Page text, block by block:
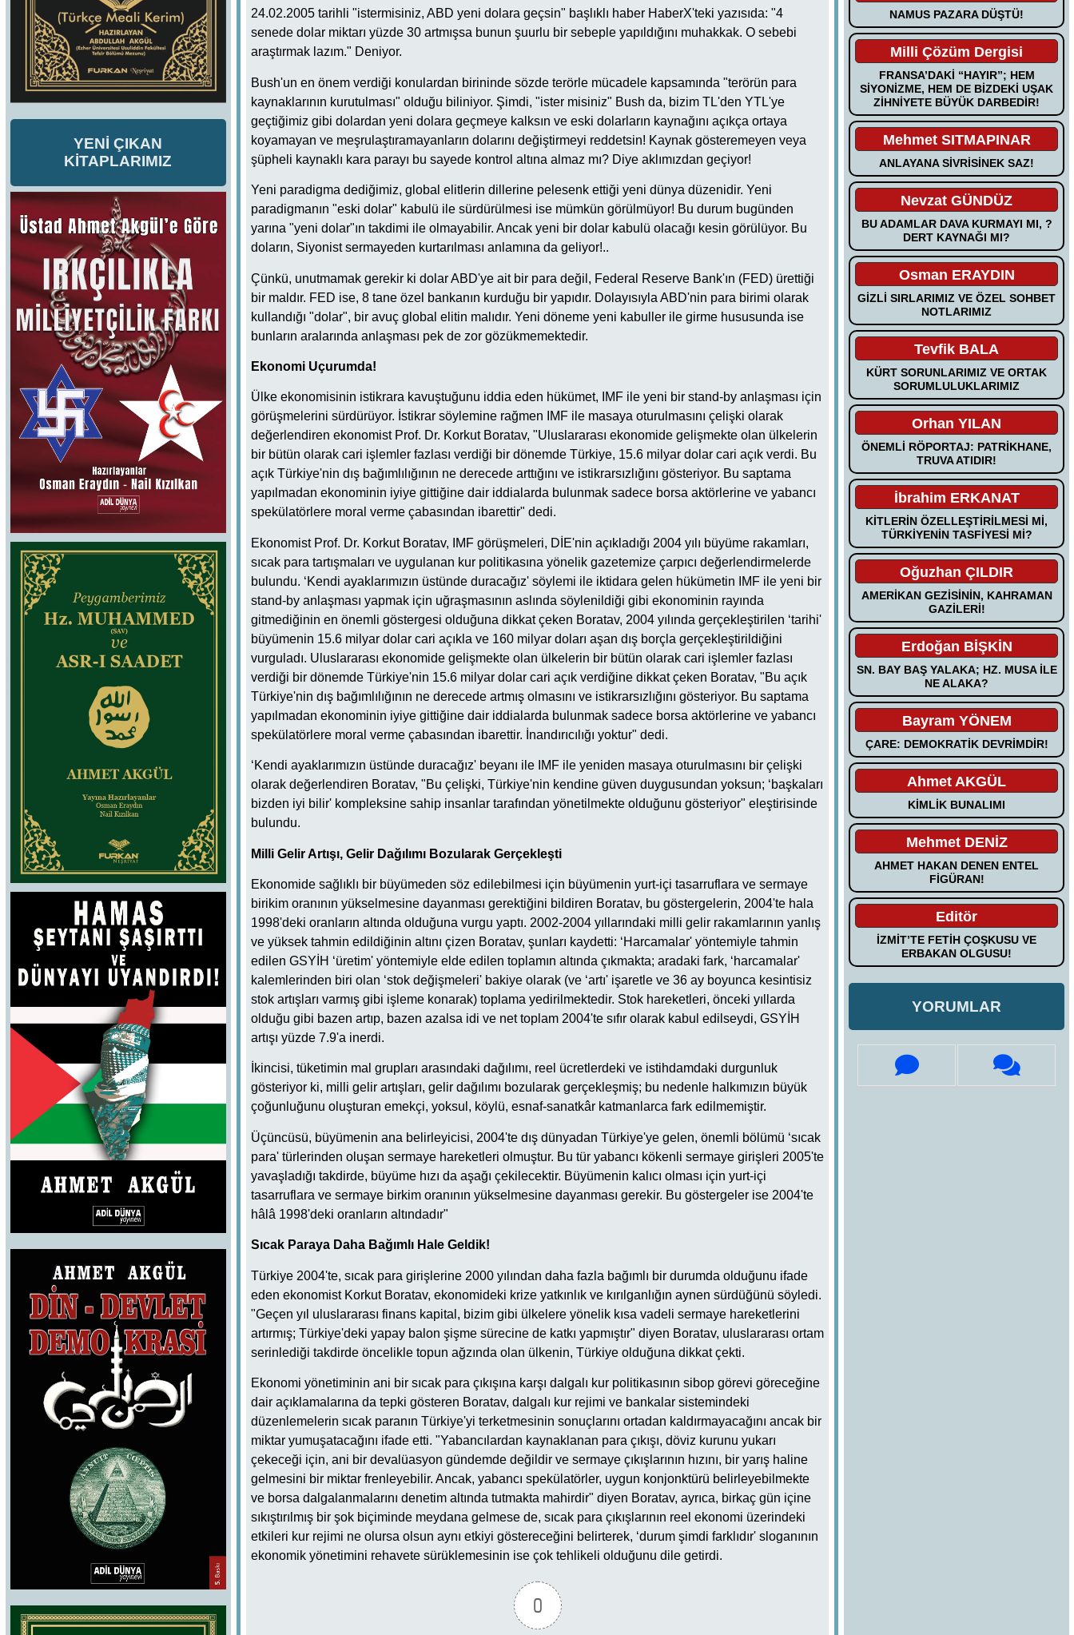
YENİ ÇIKAN
KİTAPLARIMIZ
24.02.2005 tarihli "istermisiniz, ABD yeni dolara geçsin" başlıklı haber HaberX'teki yazısıda: "4
senede dolar miktarı yüzde 30 artmışsa bunun şuurlu bir sebeple yapıldığını muhakkak. O sebebi
araştırmak lazım." Deniyor.
Bush'un en önem verdiği konulardan birininde sözde terörle mücadele kapsamında "terörün para
kaynaklarının kurutulması" olduğu biliniyor. Şimdi, "ister misiniz" Bush da, bizim TL'den YTL'ye
geçtiğimiz gibi dolardan yeni dolara geçmeye kalksın ve eski dolarların kaynağını açıkça ortaya
koyamayan ve meşrulaştıramayanların dolarını değiştirmeyi reddetsin! Kaynak gösteremeyen veya
şüpheli kaynaklı kara parayı bu sayede kontrol altına almaz mı? Diye aklımızdan geçiyor!
Yeni paradigma dediğimiz, global elitlerin dillerine pelesenk ettiği yeni dünya düzenidir. Yeni
paradigmanın "eski dolar" kabulü ile sürdürülmesi ise mümkün görülmüyor! Bu durum bugünden
yarına "yeni dolar"ın takdimi ile olmayabilir. Ancak yeni bir dolar kabulü olacağı kesin görülüyor. Bu
doların, Siyonist sermayeden kurtarılması anlamına da geliyor!..
Çünkü, unutmamak gerekir ki dolar ABD'ye ait bir para değil, Federal Reserve Bank'ın (FED) ürettiği
bir maldır. FED ise, 8 tane özel bankanın kurduğu bir yapıdır. Dolayısıyla ABD'nin para birimi olarak
kullandığı "dolar", bir avuç global elitin malıdır. Yeni döneme yeni kabuller ile girme hususunda ise
bunların aralarında anlaşması pek de zor gözükmemektedir.
Ekonomi Uçurumda!
Ülke ekonomisinin istikrara kavuştuğunu iddia eden hükümet, IMF ile yeni bir stand-by anlaşması için
görüşmelerini sürdürüyor. İstikrar söylemine rağmen IMF ile masaya oturulmasını çelişki olarak
değerlendiren ekonomist Prof. Dr. Korkut Boratav, "Uluslararası ekonomide gelişmekte olan ülkelerin
bir bütün olarak cari işlemler fazlası verdiği bir dönemde Türkiye, 15.6 milyar dolar cari açık verdi. Bu
açık Türkiye'nin dış bağımlılığının ne derecede arttığını ve istikrarsızlığını gösteriyor. Bu saptama
yapılmadan ekonominin iyiye gittiğine dair iddialarda bulunmak sadece borsa aktörlerine ve yabancı
spekülatörlere moral verme çabasından ibarettir" dedi.
Ekonomist Prof. Dr. Korkut Boratav, IMF görüşmeleri, DİE'nin açıkladığı 2004 yılı büyüme rakamları,
sıcak para tartışmaları ve uygulanan kur politikasına yönelik gazetemize çarpıcı değerlendirmelerde
bulundu. ‘Kendi ayaklarımızın üstünde duracağız' söylemi ile iktidara gelen hükümetin IMF ile yeni bir
stand-by anlaşması yapmak için uğraşmasının aslında söylenildiği gibi ekonominin rayında
gitmediğinin en önemli göstergesi olduğuna dikkat çeken Boratav, 2004 yılında gerçekleştirilen ‘tarihi'
büyümenin 15.6 milyar dolar cari açıkla ve 160 milyar doları aşan dış borçla gerçekleştirildiğini
vurguladı. Uluslararası ekonomide gelişmekte olan ülkelerin bir bütün olarak cari işlemler fazlası
verdiği bir dönemde Türkiye'nin 15.6 milyar dolar cari açık verdiğine dikkat çeken Boratav, "Bu açık
Türkiye'nin dış bağımlılığının ne derecede artmış olmasını ve istikrarsızlığını gösteriyor. Bu saptama
yapılmadan ekonominin iyiye gittiğine dair iddialarda bulunmak sadece borsa aktörlerine ve yabancı
spekülatörlere moral verme çabasından ibarettir. İnandırıcılığı yoktur" dedi.
‘Kendi ayaklarımızın üstünde duracağız' beyanı ile IMF ile yeniden masaya oturulmasını bir çelişki
olarak değerlendiren Boratav, "Bu çelişki, Türkiye'nin kendine güven duygusundan yoksun; ‘başkaları
bizden iyi bilir' kompleksine sahip insanlar tarafından yönetilmekte olduğunu gösteriyor" eleştirisinde
bulundu.
Milli Gelir Artışı, Gelir Dağılımı Bozularak Gerçekleşti
Ekonomide sağlıklı bir büyümeden söz edilebilmesi için büyümenin yurt-içi tasarruflara ve sermaye
birikim oranının yükselmesine dayanması gerektiğini bildiren Boratav, bu göstergelerin, 2004'te hala
1998'deki oranların altında olduğuna vurgu yaptı. 2002-2004 yıllarındaki milli gelir rakamlarının yanlış
ve yüksek tahmin edildiğinin altını çizen Boratav, şunları kaydetti: ‘Harcamalar' yöntemiyle tahmin
edilen GSYİH ‘üretim' yöntemiyle elde edilen toplamın altında çıkmakta; aradaki fark, ‘harcamalar'
kalemlerinden biri olan ‘stok değişmeleri' bakiye olarak (ve ‘artı' işaretle ve 36 ay boyunca kesintisiz
stok artışları varmış gibi işleme konarak) toplama yedirilmektedir. Stok hareketleri, önceki yıllarda
olduğu gibi bazen artıp, bazen azalsa idi ve net toplam 2004'te sıfır olarak kabul edilseydi, GSYİH
artışı yüzde 7.9'a inerdi.
İkincisi, tüketimin mal grupları arasındaki dağılımı, reel ücretlerdeki ve istihdamdaki durgunluk
gösteriyor ki, milli gelir artışları, gelir dağılımı bozularak gerçekleşmiş; bu nedenle halkımızın büyük
çoğunluğunu oluşturan emekçi, yoksul, köylü, esnaf-sanatkâr katmanlarca fark edilmemiştir.
Üçüncüsü, büyümenin ana belirleyicisi, 2004'te dış dünyadan Türkiye'ye gelen, önemli bölümü ‘sıcak
para' türlerinden oluşan sermaye hareketleri olmuştur. Bu tür yabancı kökenli sermaye girişleri 2005'te
yavaşladığı takdirde, büyüme hızı da aşağı çekilecektir. Büyümenin kalıcı olması için yurt-içi
tasarruflara ve sermaye birkim oranının yükselmesine dayanması gerekir. Bu göstergeler ise 2004'te
hâlâ 1998'deki oranların altındadır"
Sıcak Paraya Daha Bağımlı Hale Geldik!
Türkiye 2004'te, sıcak para girişlerine 2000 yılından daha fazla bağımlı bir durumda olduğunu ifade
eden ekonomist Korkut Boratav, ekonomideki krize yatkınlık ve kırılganlığın aynen sürdüğünü söyledi.
"Geçen yıl uluslararası finans kapital, bizim gibi ülkelere yönelik kısa vadeli sermaye hareketlerini
artırmış; Türkiye'deki yapay balon şişme sürecine de katkı yapmıştır" diyen Boratav, uluslararası ortam
serinlediği takdirde öncelikle topun ağzında olan ülkenin, Türkiye olduğuna dikkat çekti.
Ekonomi yönetiminin ani bir sıcak para çıkışına karşı dalgalı kur politikasının sibop görevi göreceğine
dair açıklamalarına da tepki gösteren Boratav, dalgalı kur rejimi ve bankalar sistemindeki
düzenlemelerin sıcak paranın Türkiye'yi terketmesinin sonuçlarını ortadan kaldırmayacağını ancak bir
miktar yumuşatacağını ifade etti. "Yabancılardan kaynaklanan para çıkışı, döviz kurunu yukarı
çekeceği için, ani bir devalüasyon gündemde değildir ve sermaye çıkışlarının hızını, bir yarış haline
gelmesini bir miktar frenleyebilir. Ancak, yabancı spekülatörler, uygun konjonktürü belirleyebilmekte
ve borsa dalgalanmalarını denetim altında tutmakta mahirdir" diyen Boratav, ayrıca, birkaç gün içine
sıkıştırılmış bir şok biçiminde meydana gelmese de, sıcak para çıkışlarının reel ekonomi üzerindeki
etkileri kur rejimi ne olursa olsun aynı etkiyi göstereceğini belirterek, ‘durum şimdi farklıdır' sloganının
ekonomik yönetimini rehavete sürüklemesinin ise çok tehlikeli olduğunu dile getirdi.
0
NAMUS PAZARA DÜŞTÜ!
Milli Çözüm Dergisi
FRANSA’DAKİ “HAYIR”; HEM
SİYONİZME, HEM DE BİZDEKİ UŞAK
ZİHNİYETE BÜYÜK DARBEDİR!
Mehmet SITMAPINAR
ANLAYANA SİVRİSİNEK SAZ!
Nevzat GÜNDÜZ
BU ADAMLAR DAVA KURMAYI MI, ?
DERT KAYNAĞI MI?
Osman ERAYDIN
GİZLİ SIRLARIMIZ VE ÖZEL SOHBET
NOTLARIMIZ
Tevfik BALA
KÜRT SORUNLARIMIZ VE ORTAK
SORUMLULUKLARIMIZ
Orhan YILAN
ÖNEMLİ RÖPORTAJ: PATRİKHANE,
TRUVA ATIDIR!
İbrahim ERKANAT
KİTLERİN ÖZELLEŞTİRİLMESİ Mİ,
TÜRKİYENİN TASFİYESİ Mİ?
Oğuzhan ÇILDIR
AMERİKAN GEZİSİNİN, KAHRAMAN
GAZİLERİ!
Erdoğan BİŞKİN
SN. BAY BAŞ YALAKA; HZ. MUSA İLE
NE ALAKA?
Bayram YÖNEM
ÇARE: DEMOKRATİK DEVRİMDİR!
Ahmet AKGÜL
KİMLİK BUNALIMI
Mehmet DENİZ
AHMET HAKAN DENEN ENTEL
FİGÜRAN!
Editör
İZMİT’TE FETİH ÇOŞKUSU VE
ERBAKAN OLGUSU!
YORUMLAR